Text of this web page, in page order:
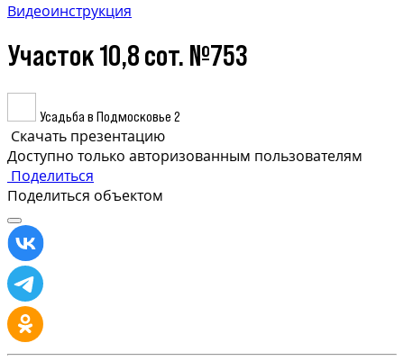
Видеоинструкция
Участок 10,8 сот. №753
Усадьба в Подмосковье 2
Скачать презентацию
Доступно только авторизованным пользователям
Поделиться
Поделиться объектом